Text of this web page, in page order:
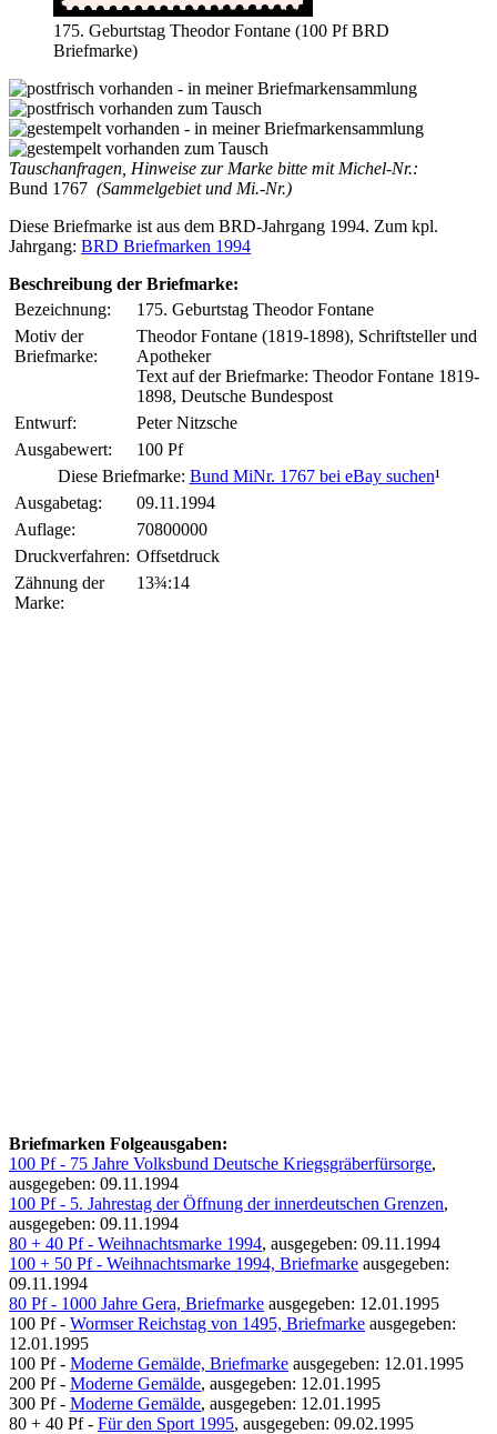
175. Geburtstag Theodor Fontane (100 Pf BRD
Briefmarke)
Tauschanfragen, Hinweise zur Marke bitte mit Michel-Nr.:
Bund 1767 (Sammelgebiet und Mi.-Nr.)
Diese Briefmarke ist aus dem BRD-Jahrgang 1994. Zum kpl.
Jahrgang: BRD Briefmarken 1994
Beschreibung der Briefmarke:
Bezeichnung:
175. Geburtstag Theodor Fontane
Motiv der
Briefmarke:
Theodor Fontane (1819-1898), Schriftsteller und
Apotheker
Text auf der Briefmarke: Theodor Fontane 1819-
1898, Deutsche Bundespost
Entwurf:
Peter Nitzsche
Ausgabewert:
100 Pf
Diese Briefmarke: Bund MiNr. 1767 bei eBay suchen¹
Ausgabetag:
09.11.1994
Auflage:
70800000
Druckverfahren: Offsetdruck
Zähnung der
Marke:
13¾:14
Briefmarken Folgeausgaben:
100 Pf - 75 Jahre Volksbund Deutsche Kriegsgräberfürsorge,
ausgegeben: 09.11.1994
100 Pf - 5. Jahrestag der Öffnung der innerdeutschen Grenzen,
ausgegeben: 09.11.1994
80 + 40 Pf - Weihnachtsmarke 1994, ausgegeben: 09.11.1994
100 + 50 Pf - Weihnachtsmarke 1994, Briefmarke ausgegeben:
09.11.1994
80 Pf - 1000 Jahre Gera, Briefmarke ausgegeben: 12.01.1995
100 Pf - Wormser Reichstag von 1495, Briefmarke ausgegeben:
12.01.1995
100 Pf - Moderne Gemälde, Briefmarke ausgegeben: 12.01.1995
200 Pf - Moderne Gemälde, ausgegeben: 12.01.1995
300 Pf - Moderne Gemälde, ausgegeben: 12.01.1995
80 + 40 Pf - Für den Sport 1995, ausgegeben: 09.02.1995